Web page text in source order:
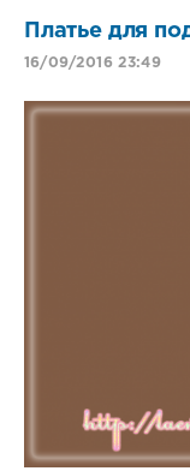
Платье для
16/09/2016 23:49